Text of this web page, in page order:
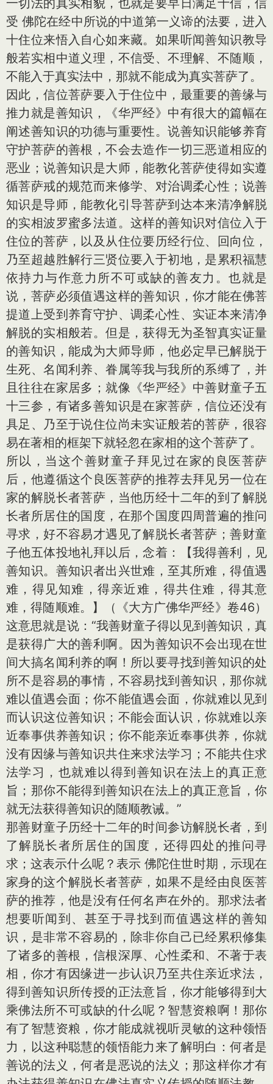
一切法的真实相貌，也就是要早日满足十信，信
受 佛陀在经中所说的中道第一义谛的法要，进入
十住位来悟入自心如来藏。如果听闻善知识教导
般若实相中道义理，不信受、不理解、不随顺，
不能入于真实法中，那就不能成为真实菩萨了。
因此，信位菩萨要入于住位中，最重要的善缘与
推力就是善知识，《华严经》中有很大的篇幅在
阐述善知识的功德与重要性。说善知识能够养育
守护菩萨的善根，不会去造作一切三恶道相应的
恶业；说善知识是大师，能教化菩萨使得如实遵
循菩萨戒的规范而来修学、对治调柔心性；说善
知识是导师，能教化引导菩萨到达本来清净解脱
的实相波罗蜜多法道。这样的善知识对信位入于
住位的菩萨，以及从住位要历经行位、回向位，
乃至超越胜解行三贤位要入于初地，是累积福慧
依持力与作意力所不可或缺的善友力。也就是
说，菩萨必须值遇这样的善知识，你才能在佛菩
提道上受到养育守护、调柔心性、实证本来清净
解脱的实相般若。但是，获得无为圣智真实证量
的善知识，能成为大师导师，他必定早已解脱于
生死、名闻利养、眷属等我与我所的系缚了，并
且往往在家居多；就像《华严经》中善财童子五
十三参，有诸多善知识是在家菩萨，信位还没有
具足、乃至于说住位尚未实证般若的菩萨，很容
易在著相的框架下就轻忽在家相的这个菩萨了。
所以，当这个善财童子拜见过在家的良医菩萨
后，他遵循这个良医菩萨的推荐去拜见另一位在
家的解脱长者菩萨，当他历经十二年的到了解脱
长者所居住的国度，在那个国度四周普遍的推问
寻求，好不容易才遇见了解脱长者菩萨；善财童
子他五体投地礼拜以后，念着：【我得善利，见
善知识。善知识者出兴世难，至其所难，得值遇
难，得见知难，得亲近难，得共住难，得其意
难，得随顺难。】（《大方广佛华严经》卷46）
这意思就是说：“我善财童子得以见到善知识，真
是获得广大的善利啊。因为善知识不会出现在世
间大搞名闻利养的啊！所以要寻找到善知识的处
所不是容易的事情，不容易找到善知识，那你就
难以值遇会面；你不能值遇会面，你就难以见到
而认识这位善知识；不能会面认识，你就难以亲
近奉事供养善知识；你不能亲近奉事供养，你就
没有因缘与善知识共住来求法学习；不能共住求
法学习，也就难以得到善知识在法上的真正意
旨；那你不能得到善知识在法上的真正意旨，你
就无法获得善知识的随顺教诫。”
那善财童子历经十二年的时间参访解脱长者，到
了解脱长者所居住的国度，还得四处的推问寻
求；这表示什么呢？表示 佛陀住世时期，示现在
家身的这个解脱长者菩萨，如果不是经由良医菩
萨的推荐，他是没有任何名声在外的。那求法者
想要听闻到、甚至于寻找到而值遇这样的善知
识，是非常不容易的，除非你自己已经累积修集
了诸多的善根，信根深厚、心性柔和、不著于表
相，你才有因缘进一步认识乃至共住亲近求法，
得到善知识所传授的正法意旨，你才能够得到大
乘佛法所不可或缺的什么呢？智慧资粮啊！那你
有了智慧资粮，你才能成就视听灵敏的这种领悟
力，以这种聪慧的领悟能力来了解明白：何者是
善说的法义，何者是恶说的法义；那这样你才有